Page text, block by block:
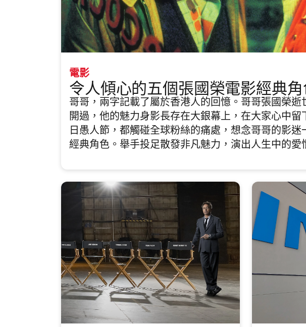
電影
令人傾心的五個張國榮電影經典角
哥哥，兩字記載了屬於香港人的回憶。哥哥張國榮逝
開過，他的魅力身影長存在大銀幕上，在大家心中
日愚人節，都觸碰全球粉絲的痛處，想念哥哥的影迷
經典角色。舉手投足散發非凡魅力，演出人生中的愛